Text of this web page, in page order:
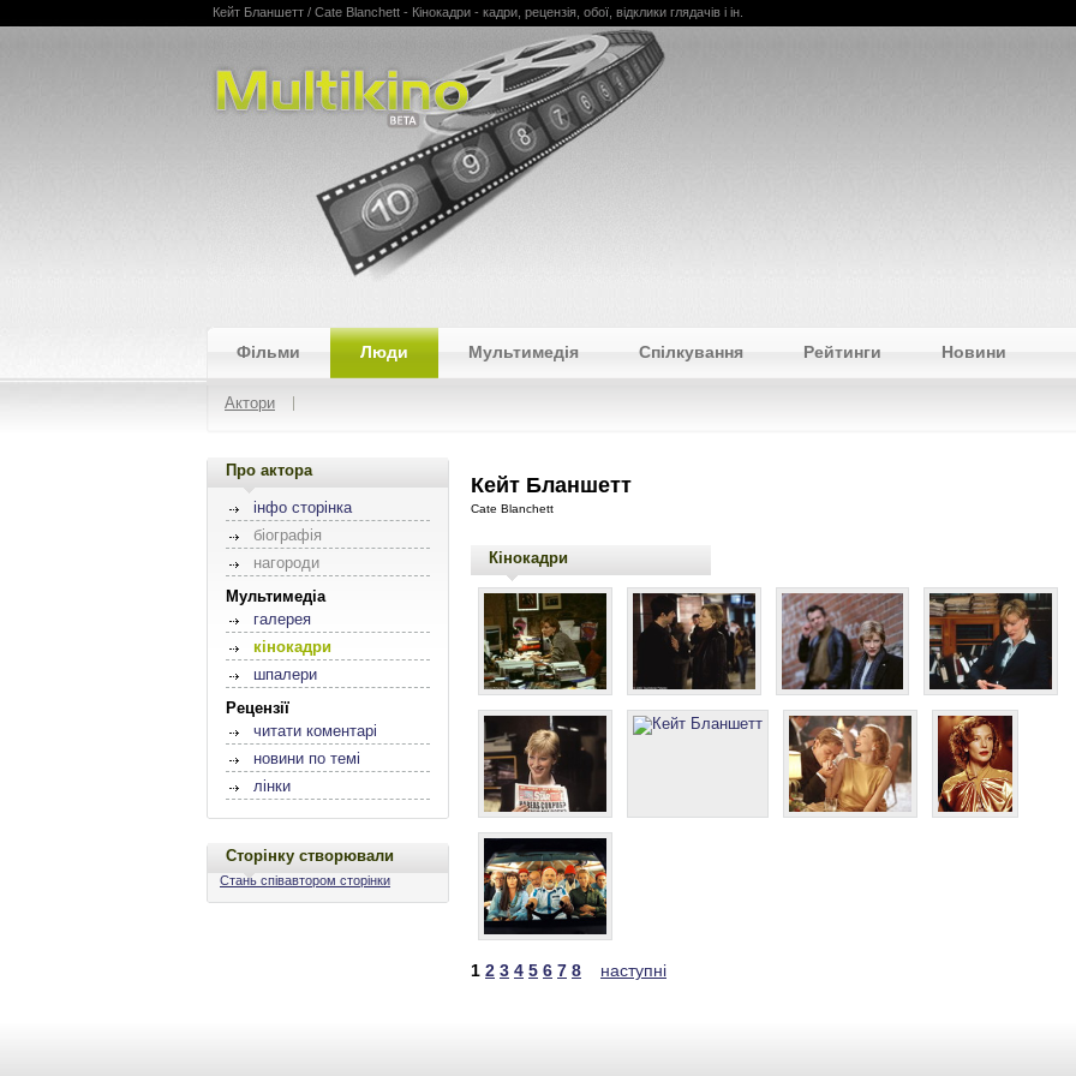
Multikino
Кейт Бланшетт / Cate Blanchett - Кінокадри - кадри, рецензія, обої, відклики глядачів і ін.
Фільми Люди Мультимедія Спілкування Рейтинги Новини
Актори
Про актора
інфо сторінка
біографія
нагороди
Мультимедіа
галерея
кінокадри
шпалери
Рецензії
читати коментарі
новини по темі
лінки
Сторінку створювали
Стань співавтором сторінки
Кейт Бланшетт
Cate Blanchett
Кінокадри
1 2 3 4 5 6 7 8 наступні